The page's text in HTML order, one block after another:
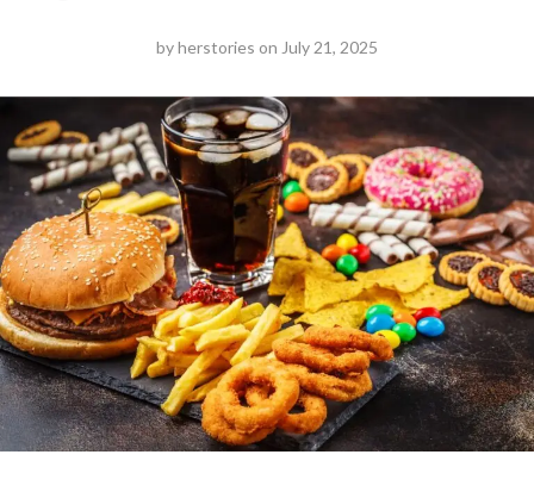
byherstories on July 21, 2025